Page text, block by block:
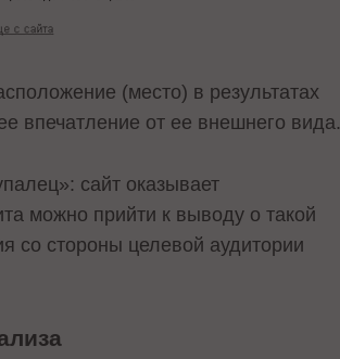
(место) в результатах
впечатление от ее внешнего вида.
сайт оказывает
можно прийти к выводу о такой
со стороны целевой аудитории